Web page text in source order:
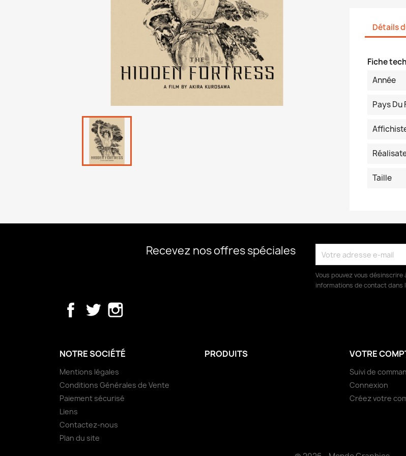
Détails
Fiche
Année
Pays Du
Taille
Recevez nos offres spéciales
Vous pouvez vous
informations de contact
Facebook
Twitter
NOTRE SOCIÉTÉ
Mentions légales
Conditions Générales de Vente
Paiement sécurisé
Liens
Contactez-nous
Plan du site
PRODUITS VOTRE
Suivi de
Connexion
Créez votre